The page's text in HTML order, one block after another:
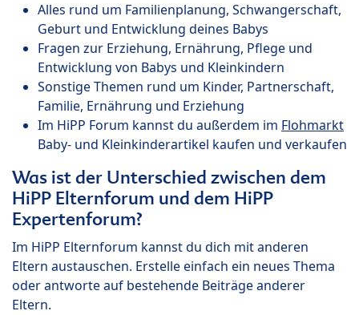
Alles rund um Familienplanung, Schwangerschaft,
Geburt und Entwicklung deines Babys
Fragen zur Erziehung, Ernährung, Pflege und
Entwicklung von Babys und Kleinkindern
Sonstige Themen rund um Kinder, Partnerschaft,
Familie, Ernährung und Erziehung
Im HiPP Forum kannst du außerdem im Flohmarkt
Baby- und Kleinkinderartikel kaufen und verkaufen
Was ist der Unterschied zwischen dem
HiPP Elternforum und dem HiPP
Expertenforum?
Im HiPP Elternforum kannst du dich mit anderen
Eltern austauschen. Erstelle einfach ein neues Thema
oder antworte auf bestehende Beiträge anderer
Eltern.